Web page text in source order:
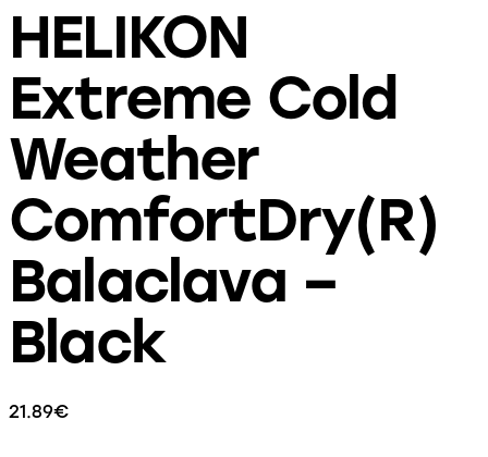
HELIKON
Extreme Cold
Weather
ComfortDry(R)
Balaclava –
Black
21.89€